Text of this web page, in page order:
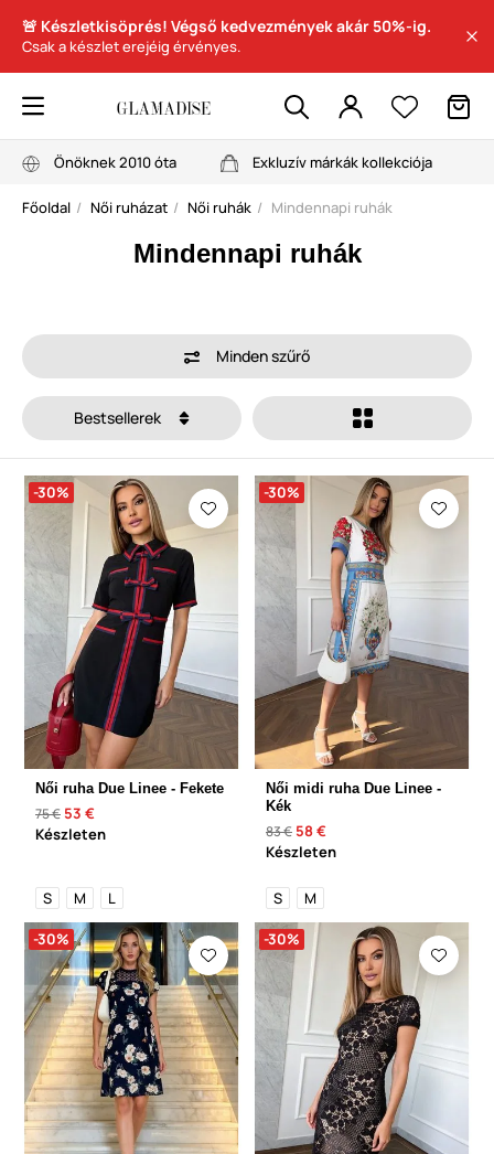
🚨 Készletkisöprés! Végső kedvezmények akár 50%-ig.
Csak a készlet erejéig érvényes.
Önöknek 2010 óta Exkluzív márkák kollekciója
Főoldal Női ruházat Női ruhák Mindennapi ruhák
Mindennapi ruhák
Minden szűrő
Bestsellerek
-30%
Női ruha Due Linee - Fekete
75 € 53 €
Készleten
S M L
-30%
Női midi ruha Due Linee -
Kék
83 € 58 €
Készleten
S M
-30% -30%